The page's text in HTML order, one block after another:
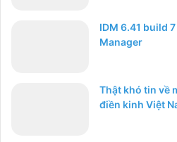
IDM 6.41 build
Manager
Thật khó tin về
điền kinh Việt